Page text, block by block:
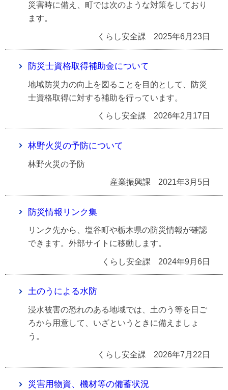
災害時に備え、町では次のような対策をしており
ます。
くらし安全課 2025年6月23日
防災士資格取得補助金について
地域防災力の向上を図ることを目的として、防災
士資格取得に対する補助を行っています。
くらし安全課 2026年2月17日
林野火災の予防について
林野火災の予防
産業振興課 2021年3月5日
防災情報リンク集
リンク先から、塩谷町や栃木県の防災情報が確認
できます。外部サイトに移動します。
くらし安全課 2024年9月6日
土のうによる水防
浸水被害の恐れのある地域では、土のう等を日ご
ろから用意して、いざというときに備えましょ
う。
くらし安全課 2026年7月22日
災害用物資、機材等の備蓄状況